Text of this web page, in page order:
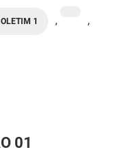
1 , ,
01